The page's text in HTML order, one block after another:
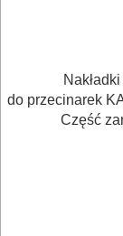
do przecinarek
Część